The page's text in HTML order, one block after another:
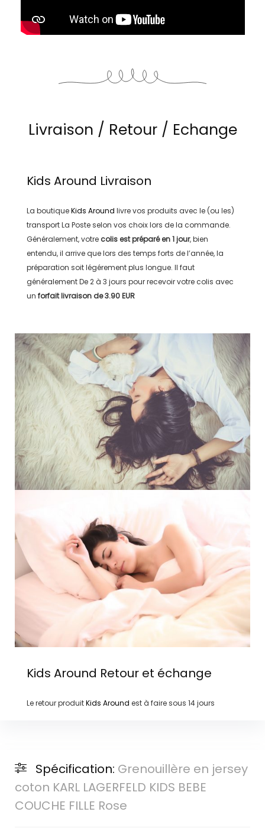
Livraison / Retour / Echange
Kids Around Livraison
La boutiqueKids Around livre vos produits avec le (ou les)
transportLa Posteselon vos choix lors de la commande.
Généralement, votre colis est préparé en1 jour, bien
entendu, il arrive que lors des temps forts de l’année, la
préparation soit légérement plus longue. Il faut
généralementDe 2 à 3 jours pour recevoir votre colis avec
un forfait livraison de3.90 EUR
Kids Around Retour et échange
Le retour produitKids Around est à faire sous 14 jours
Spécification: Grenouillère en jersey
coton KARL LAGERFELD KIDS BEBE
COUCHE FILLE Rose